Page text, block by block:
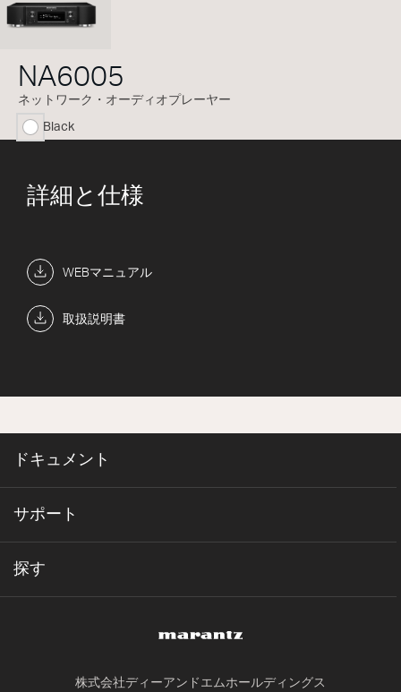
NA6005
ネットワーク・オーディオプレーヤー
selected
Black
詳細と仕様
WEBマニュアル
取扱説明書
株式会社ディーアンドエムホールディングス
ドキュメント
サポート
探す